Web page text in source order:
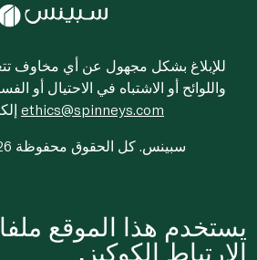
للإبلاغ بشكل مجهول عن أي مخاوف
واللوائح أو الاشتباه في الاحتيال أو
ethics@spinneys.com
© 2020-2026 سبينس. كل الحقوق محفوظة
يستخدم هذا الموقع
الارتباط الكوكيز.